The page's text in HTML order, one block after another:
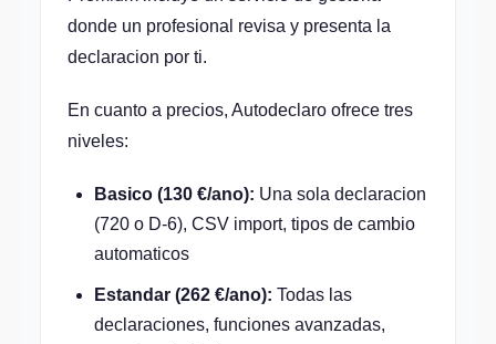
donde un profesional revisa y presenta la
declaracion por ti.
En cuanto a precios, Autodeclaro ofrece tres
niveles:
Basico (130 €/ano): Una sola declaracion
(720 o D-6), CSV import, tipos de cambio
automaticos
Estandar (262 €/ano): Todas las
declaraciones, funciones avanzadas,